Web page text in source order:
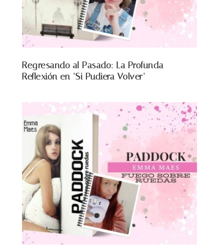
Regresando al Pasado: La Profunda
Reflexión en ‘Si Pudiera Volver’